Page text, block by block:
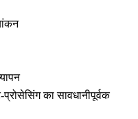
का सावधानीपूर्वक